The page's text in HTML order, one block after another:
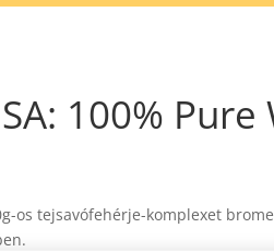
100% Pure
os tejsavófehérje-komplexet